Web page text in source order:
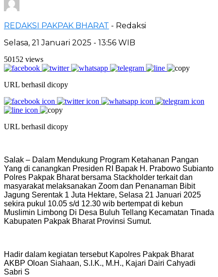
REDAKSI PAKPAK BHARAT - Redaksi
Selasa, 21 Januari 2025 - 13:56 WIB
50152 views
URL berhasil dicopy
URL berhasil dicopy
Salak – Dalam Mendukung Program Ketahanan Pangan
Yang di canangkan Presiden RI Bapak H. Prabowo Subianto
Polres Pakpak Bharat bersama Stackholder terkait dan
masyarakat melaksanakan Zoom dan Penanaman Bibit
Jagung Serentak 1 Juta Hektare, Selasa 21 Januari 2025
sekira pukul 10.05 s/d 12.30 wib bertempat di kebun
Muslimin Limbong Di Desa Buluh Tellang Kecamatan Tinada
Kabupaten Pakpak Bharat Provinsi Sumut.
Hadir dalam kegiatan tersebut Kapolres Pakpak Bharat
AKBP Oloan Siahaan, S.I.K., M.H., Kajari Dairi Cahyadi
Sabri S